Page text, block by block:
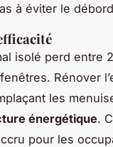
à éviter le
isolé perd entre
Rénover
les
énergétique.
pour les